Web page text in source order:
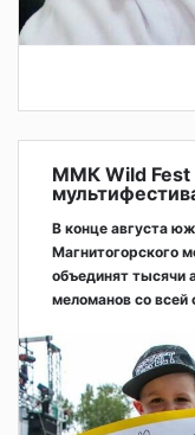
ММК Wild Fest
В конце августа
Магнитогорского
объединят тысячи
меломанов со всей